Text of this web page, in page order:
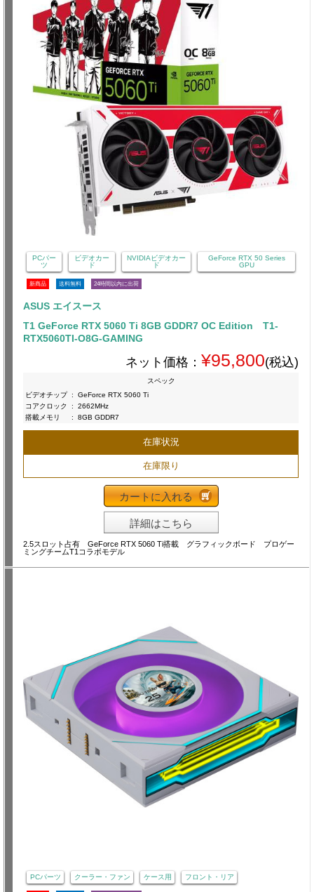
PCパー
ツ
ビデオカー
ド
NVIDIAビデオカー
ド
GeForce RTX 50 Series
GPU
新商品 送料無料 24時間以内に出荷
ASUS エイスース
T1 GeForce RTX 5060 Ti 8GB GDDR7 OC Edition T1-
RTX5060TI-O8G-GAMING
ネット価格： ¥95,800(税込)
スペック
ビデオチップ :
GeForce RTX 5060 Ti
コアクロック
:
2662MHz
搭載メモリ
: 8GB GDDR7
在庫状況
在庫限り
カートに入れる
詳細はこちら
2.5スロット占有 GeForce RTX 5060 Ti搭載 グラフィックボード プロゲー
ミングチームT1コラボモデル
PCパーツ クーラー・ファン ケース用 フロント・リア